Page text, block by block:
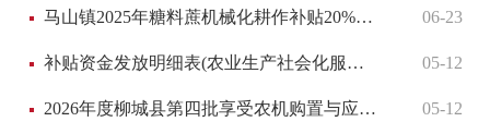
马山镇2025年糖料蔗机械化耕作补贴20%资金发放明细表(甘蔗生产全程机械化作业补贴-第七批) 06-23
补贴资金发放明细表(农业生产社会化服务(生产托管)项目-第十一批) 05-12
2026年度柳城县第四批享受农机购置与应用补贴的购机者信息表 05-12